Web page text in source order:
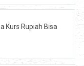
Kurs Rupiah Bisa